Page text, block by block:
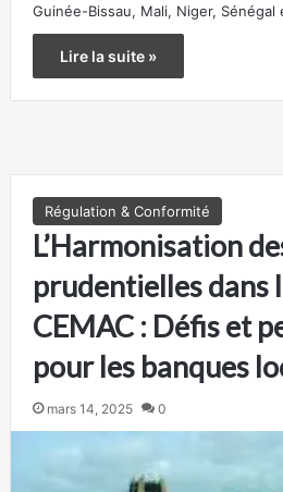
Guinée-Bissau, Mali, Niger, Sénégal
Lire la suite »
Régulation & Conformité
L’Harmonisation
prudentielles dans
CEMAC : Défis et
pour les banques
mars 14, 2025 0